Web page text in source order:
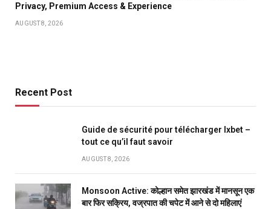
Privacy, Premium Access & Experience
AUGUST 8, 2026
Recent Post
Guide de sécurité pour télécharger Ixbet –
tout ce qu’il faut savoir
AUGUST 8, 2026
Monsoon Active: कोल्हान समेत झारखंड में मानसून एक
बार फिर सक्रिय, वज्रपात की चपेट में आने से दो महिलाएं